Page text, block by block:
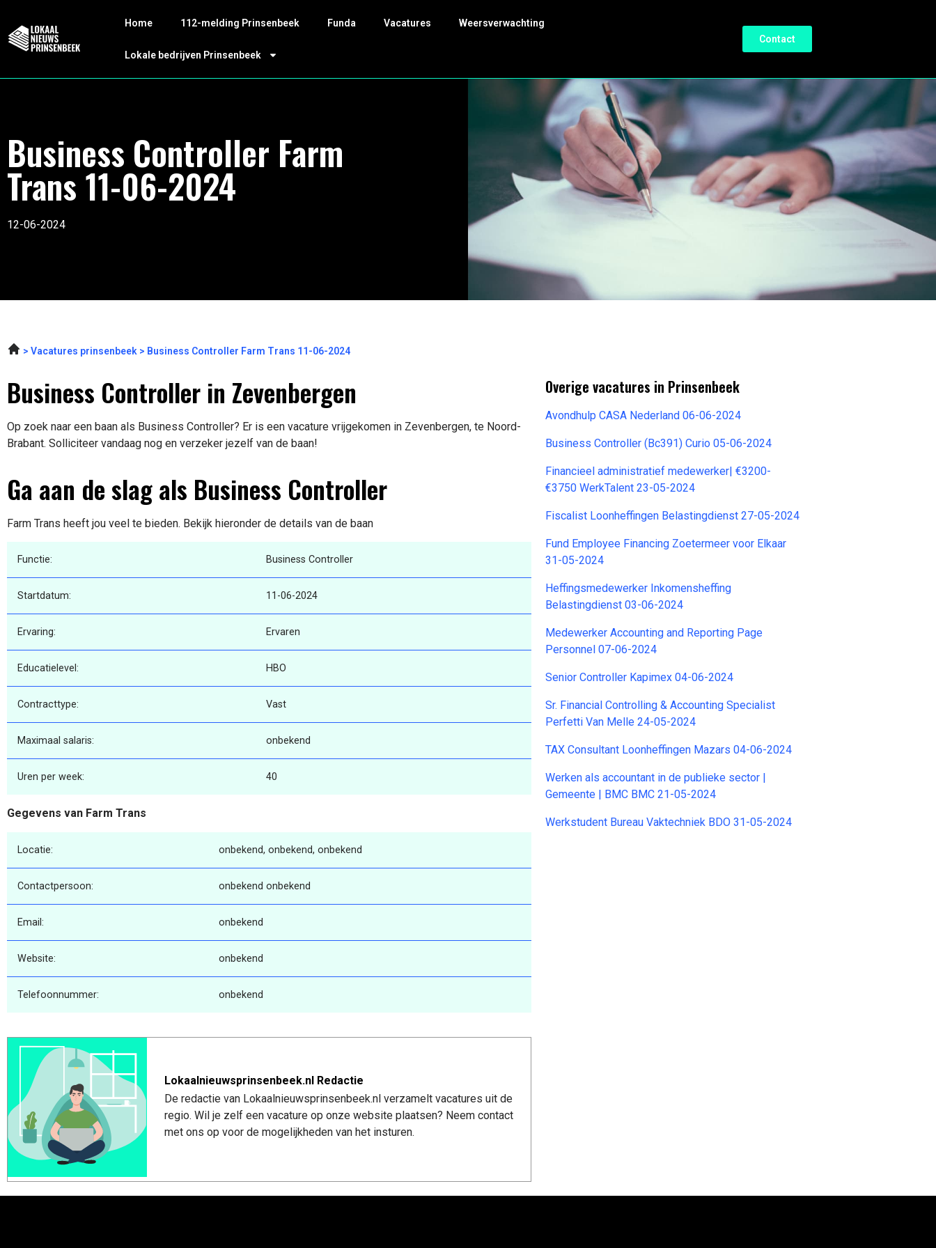
Home 112-melding Prinsenbeek Funda Vacatures Weersverwachting
Lokale bedrijven Prinsenbeek
Contact
Business Controller Farm
Trans 11-06-2024
12-06-2024
Vacatures prinsenbeek Business Controller Farm Trans 11-06-2024
Business Controller in Zevenbergen
Op zoek naar een baan als Business Controller? Er is een vacature vrijgekomen in Zevenbergen, te Noord-
Brabant. Solliciteer vandaag nog en verzeker jezelf van de baan!
Ga aan de slag als Business Controller
Farm Trans heeft jou veel te bieden. Bekijk hieronder de details van de baan
Functie: Business Controller
Startdatum: 11-06-2024
Ervaring: Ervaren
Educatielevel: HBO
Contracttype: Vast
Maximaal salaris: onbekend
Uren per week: 40
Gegevens van Farm Trans
Locatie: onbekend, onbekend, onbekend
Contactpersoon: onbekend onbekend
Email: onbekend
Website: onbekend
Telefoonnummer: onbekend
Lokaalnieuwsprinsenbeek.nl Redactie
De redactie van Lokaalnieuwsprinsenbeek.nl verzamelt vacatures uit de
regio. Wil je zelf een vacature op onze website plaatsen? Neem contact
met ons op voor de mogelijkheden van het insturen.
Overige vacatures in Prinsenbeek
Avondhulp CASA Nederland 06-06-2024
Business Controller (Bc391) Curio 05-06-2024
Financieel administratief medewerker| €3200-
€3750 WerkTalent 23-05-2024
Fiscalist Loonheffingen Belastingdienst 27-05-2024
Fund Employee Financing Zoetermeer voor Elkaar
31-05-2024
Heffingsmedewerker Inkomensheffing
Belastingdienst 03-06-2024
Medewerker Accounting and Reporting Page
Personnel 07-06-2024
Senior Controller Kapimex 04-06-2024
Sr. Financial Controlling & Accounting Specialist
Perfetti Van Melle 24-05-2024
TAX Consultant Loonheffingen Mazars 04-06-2024
Werken als accountant in de publieke sector |
Gemeente | BMC BMC 21-05-2024
Werkstudent Bureau Vaktechniek BDO 31-05-2024